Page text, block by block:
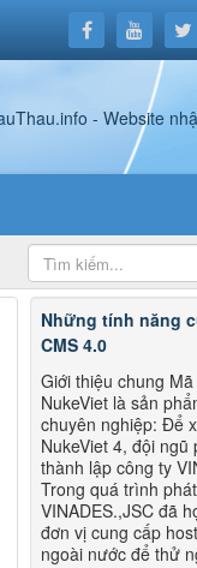
Những tính năng
CMS 4.0
Giới thiệu chung
NukeViet là sản
chuyên nghiệp: Để
NukeViet 4, đội ngũ
thành lập công ty
Trong quá trình
VINADES.,JSC đã
đơn vị cung cấp
ngoài nước để thử